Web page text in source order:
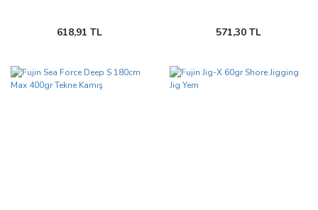
618,91 TL 571,30 TL